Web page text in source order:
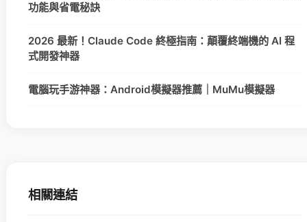
功能與省電秘訣
2026 最新！Claude Code 終極指南：顛覆終端機的 AI 程
式開發神器
電腦玩手游神器：Android模擬器推薦｜MuMu模擬器
相關連結